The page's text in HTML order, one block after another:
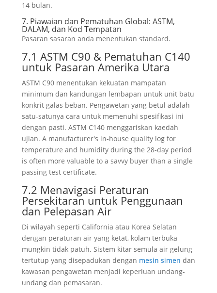
14 bulan.
7. Piawaian dan Pematuhan Global: ASTM,
DALAM, dan Kod Tempatan
Pasaran sasaran anda menentukan standard.
7.1 ASTM C90 & Pematuhan C140
untuk Pasaran Amerika Utara
ASTM C90 menentukan kekuatan mampatan
minimum dan kandungan lembapan untuk unit batu
konkrit galas beban. Pengawetan yang betul adalah
satu-satunya cara untuk memenuhi spesifikasi ini
dengan pasti. ASTM C140 menggariskan kaedah
ujian. A manufacturer's in-house quality log for
temperature and humidity during the 28-day period
is often more valuable to a savvy buyer than a single
passing test certificate.
7.2 Menavigasi Peraturan
Persekitaran untuk Penggunaan
dan Pelepasan Air
Di wilayah seperti California atau Korea Selatan
dengan peraturan air yang ketat, kolam terbuka
mungkin tidak patuh. Sistem kitar semula air gelung
tertutup yang disepadukan dengan mesin simen dan
kawasan pengawetan menjadi keperluan undang-
undang dan pemasaran.